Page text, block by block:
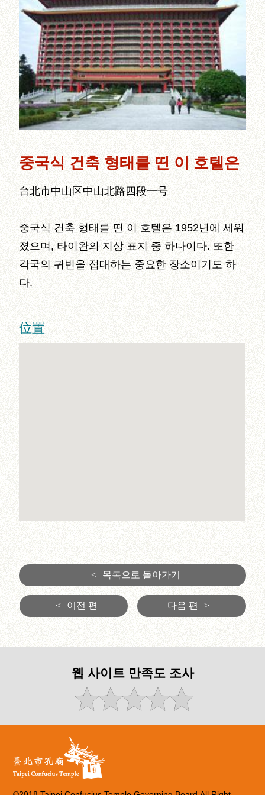
중국식 건축 형태를 띤 이 호텔은
台北市中山区中山北路四段一号
중국식 건축 형태를 띤 이 호텔은 1952년에 세워
졌으며, 타이완의 지상 표지 중 하나이다. 또한
각국의 귀빈을 접대하는 중요한 장소이기도 하
다.
位置
< 목록으로 돌아가기
< 이전 편 다음 편 >
웹 사이트 만족도 조사